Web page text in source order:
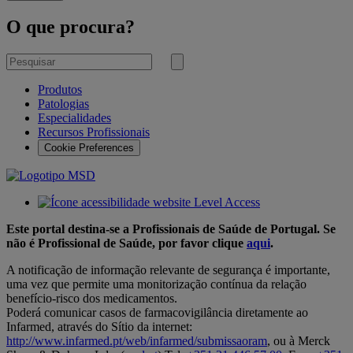
O que procura?
Pesquisar
por
Submeter
Produtos
Patologias
Especialidades
Recursos Profissionais
Cookie Preferences
Este portal destina-se a Profissionais de Saúde de Portugal. Se
não é Profissional de Saúde, por favor clique aqui.
A notificação de informação relevante de segurança é importante,
uma vez que permite uma monitorização contínua da relação
benefício-risco dos medicamentos.
Poderá comunicar casos de farmacovigilância diretamente ao
Infarmed, através do Sítio da internet:
http://www.infarmed.pt/web/infarmed/submissaoram, ou à Merck